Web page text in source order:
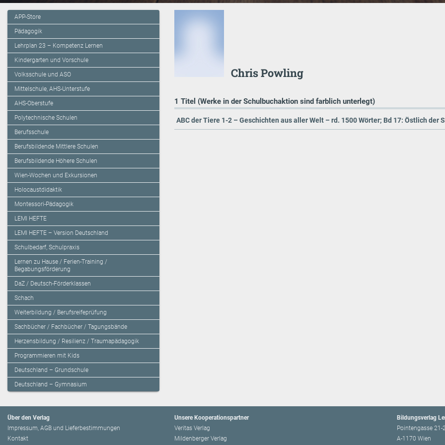
APP-Store
Pädagogik
Lehrplan 23 – Kompetenz Lernen
Kindergarten und Vorschule
Volksschule und ASO
Mittelschule, AHS-Unterstufe
AHS-Oberstufe
Polytechnische Schulen
Berufsschule
Berufsbildende Mittlere Schulen
Berufsbildende Höhere Schulen
Wien-Wochen und Exkursionen
Holocaustdidaktik
Montessori-Pädagogik
LEMI HEFTE
LEMI HEFTE – Version Deutschland
Schulbedarf, Schulpraxis
Lernen zu Hause / Ferien-Training /
Begabungsförderung
DaZ / Deutsch-Förderklassen
Schach
Weiterbildung / Berufsreifeprüfung
Sachbücher / Fachbücher / Tagungsbände
Herzensbildung / Resilienz / Traumapädagogik
Programmieren mit Kids
Deutschland – Grundschule
Deutschland – Gymnasium
Chris Powling
1 Titel (Werke in der Schulbuchaktion sind farblich unterlegt)
ABC der Tiere 1-2 – Geschichten aus aller Welt – rd. 1500 Wörter; Bd 17: Östlich der
Über den Verlag
Impressum, AGB und Lieferbestimmungen
Kontakt
Unsere Kooperationspartner
Veritas Verlag
Mildenberger Verlag
Bildungsverlag
Pointengasse 21-
A-1170 Wien